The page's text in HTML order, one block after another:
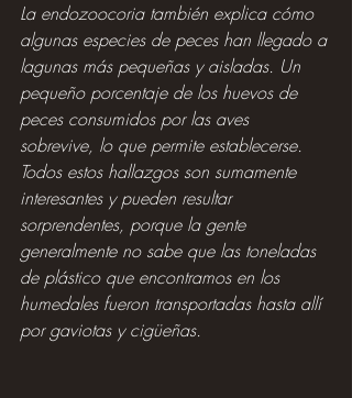
La endozoocoria también explica cómo
algunas especies de peces han llegado a
lagunas más pequeñas y aisladas. Un
pequeño porcentaje de los huevos de
peces consumidos por las aves
sobrevive, lo que permite establecerse.
Todos estos hallazgos son sumamente
interesantes y pueden resultar
sorprendentes, porque la gente
generalmente no sabe que las toneladas
de plástico que encontramos en los
humedales fueron transportadas hasta allí
por gaviotas y cigüeñas.